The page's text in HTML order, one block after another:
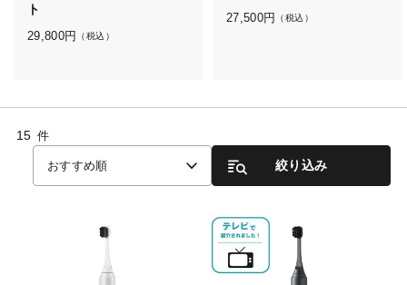
ト
29,800円 （税込）
27,500円 （税込）
15 件
おすすめ順 絞り込み